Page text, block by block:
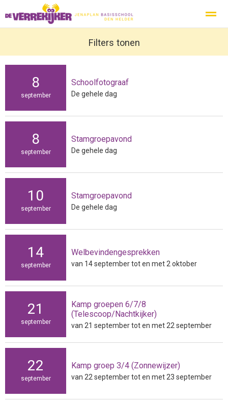
Protocol Social Media Ouderbeleidsplan
Home Nieuws Zoeken
Filters tonen
8
september
Schoolfotograaf
De gehele dag
8
september
Stamgroepavond
De gehele dag
10
september
Stamgroepavond
De gehele dag
14
september
Welbevindengesprekken
van 14 september tot en met 2 oktober
21
september
Kamp groepen 6/7/8
(Telescoop/Nachtkijker)
van 21 september tot en met 22 september
22
september
Kamp groep 3/4 (Zonnewijzer)
van 22 september tot en met 23 september